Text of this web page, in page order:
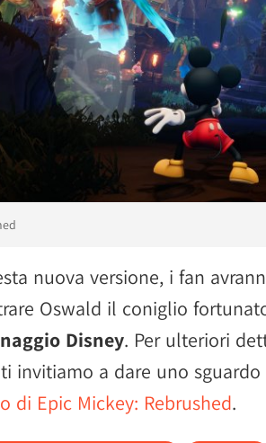
nuova versione, i fan
Oswald il coniglio
Disney. Per ulteriori
invitiamo a dare uno
di Epic Mickey: Rebrushed.